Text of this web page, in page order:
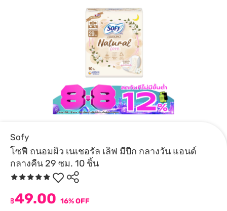
Sofy
โซฟี ถนอมผิว เนเชอรัล เลิฟ มีปีก กลางวัน แอนด์
กลางคืน 29 ซม. 10 ชิ้น
฿49.00 16% OFF